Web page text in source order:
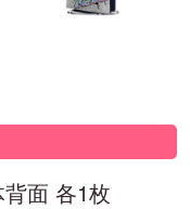
背面 各1枚